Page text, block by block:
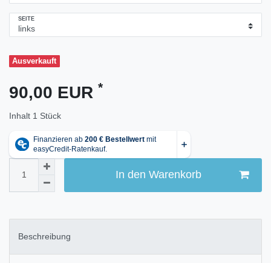
SEITE
Ausverkauft
90,00 EUR *
Inhalt 1 Stück
In den Warenkorb
Beschreibung